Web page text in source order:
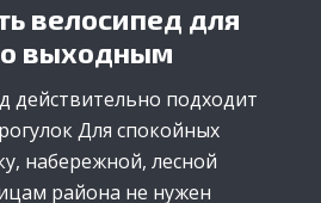
велосипед для
выходным
действительно подходит
Для спокойных
набережной, лесной
района не нужен